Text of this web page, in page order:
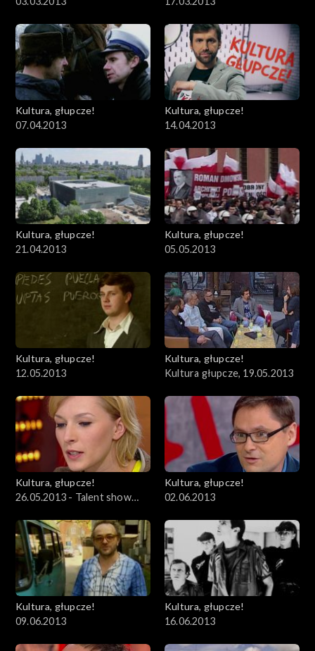
Kultura, głupcze!
07.04.2013
Kultura, głupcze!
14.04.2013
Kultura, głupcze!
21.04.2013
Kultura, głupcze!
05.05.2013
Kultura, głupcze!
12.05.2013
Kultura, głupcze!
Kultura głupcze, 19.05.2013
Kultura, głupcze!
26.05.2013 - Talent show
Kultura, głupcze!
02.06.2013
Kultura, głupcze!
09.06.2013
Kultura, głupcze!
16.06.2013